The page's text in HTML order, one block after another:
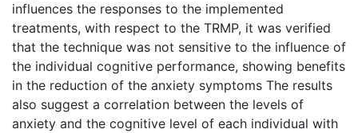
influences the responses to the implemented
treatments, with respect to the TRMP, it was verified
that the technique was not sensitive to the influence of
the individual cognitive performance, showing benefits
in the reduction of the anxiety symptoms The results
also suggest a correlation between the levels of
anxiety and the cognitive level of each individual with